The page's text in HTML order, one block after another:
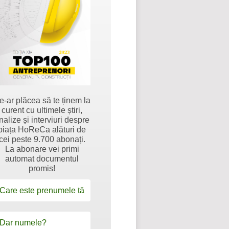
ar plăcea să te ținem la
curent cu ultimele știri,
și interviuri despre
HoReCa alături de
peste 9.700 abonați.
La abonare vei primi
automat documentul
promis!